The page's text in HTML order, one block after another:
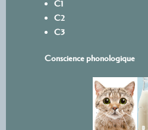
C1
C2
C3
Conscience phonologique